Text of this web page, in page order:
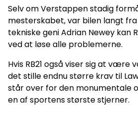
Selv om Verstappen stadig
mesterskabet, var bilen langt
tekniske geni Adrian Newey kan
ved at løse alle problemerne.
Hvis RB21 også viser sig at være
det stille endnu større krav til
står over for den monumentale
en af sportens største stjerner.